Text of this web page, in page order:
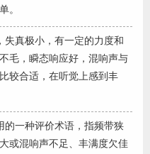
。
真极小，有一定的力度和
毛，瞬态响应好，混响声与
较合适，在听觉上感到丰
的一种评价术语，指频带狭
或混响声不足、丰满度欠佳